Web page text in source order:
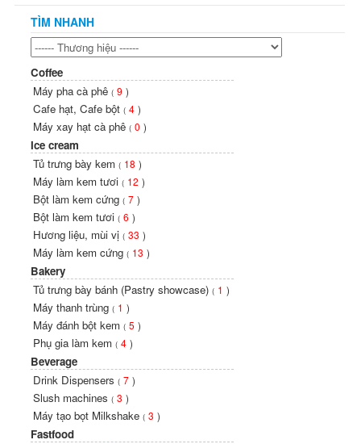
TÌM NHANH
Coffee
Máy pha cà phê ( 9 )
Cafe hạt, Cafe bột ( 4 )
Máy xay hạt cà phê ( 0 )
Ice cream
Tủ trưng bày kem ( 18 )
Máy làm kem tươi ( 12 )
Bột làm kem cứng ( 7 )
Bột làm kem tươi ( 6 )
Hương liệu, mùi vị ( 33 )
Máy làm kem cứng ( 13 )
Bakery
Tủ trưng bày bánh (Pastry showcase) ( 1 )
Máy thanh trùng ( 1 )
Máy đánh bột kem ( 5 )
Phụ gia làm kem ( 4 )
Beverage
Drink Dispensers ( 7 )
Slush machines ( 3 )
Máy tạo bọt Milkshake ( 3 )
Fastfood